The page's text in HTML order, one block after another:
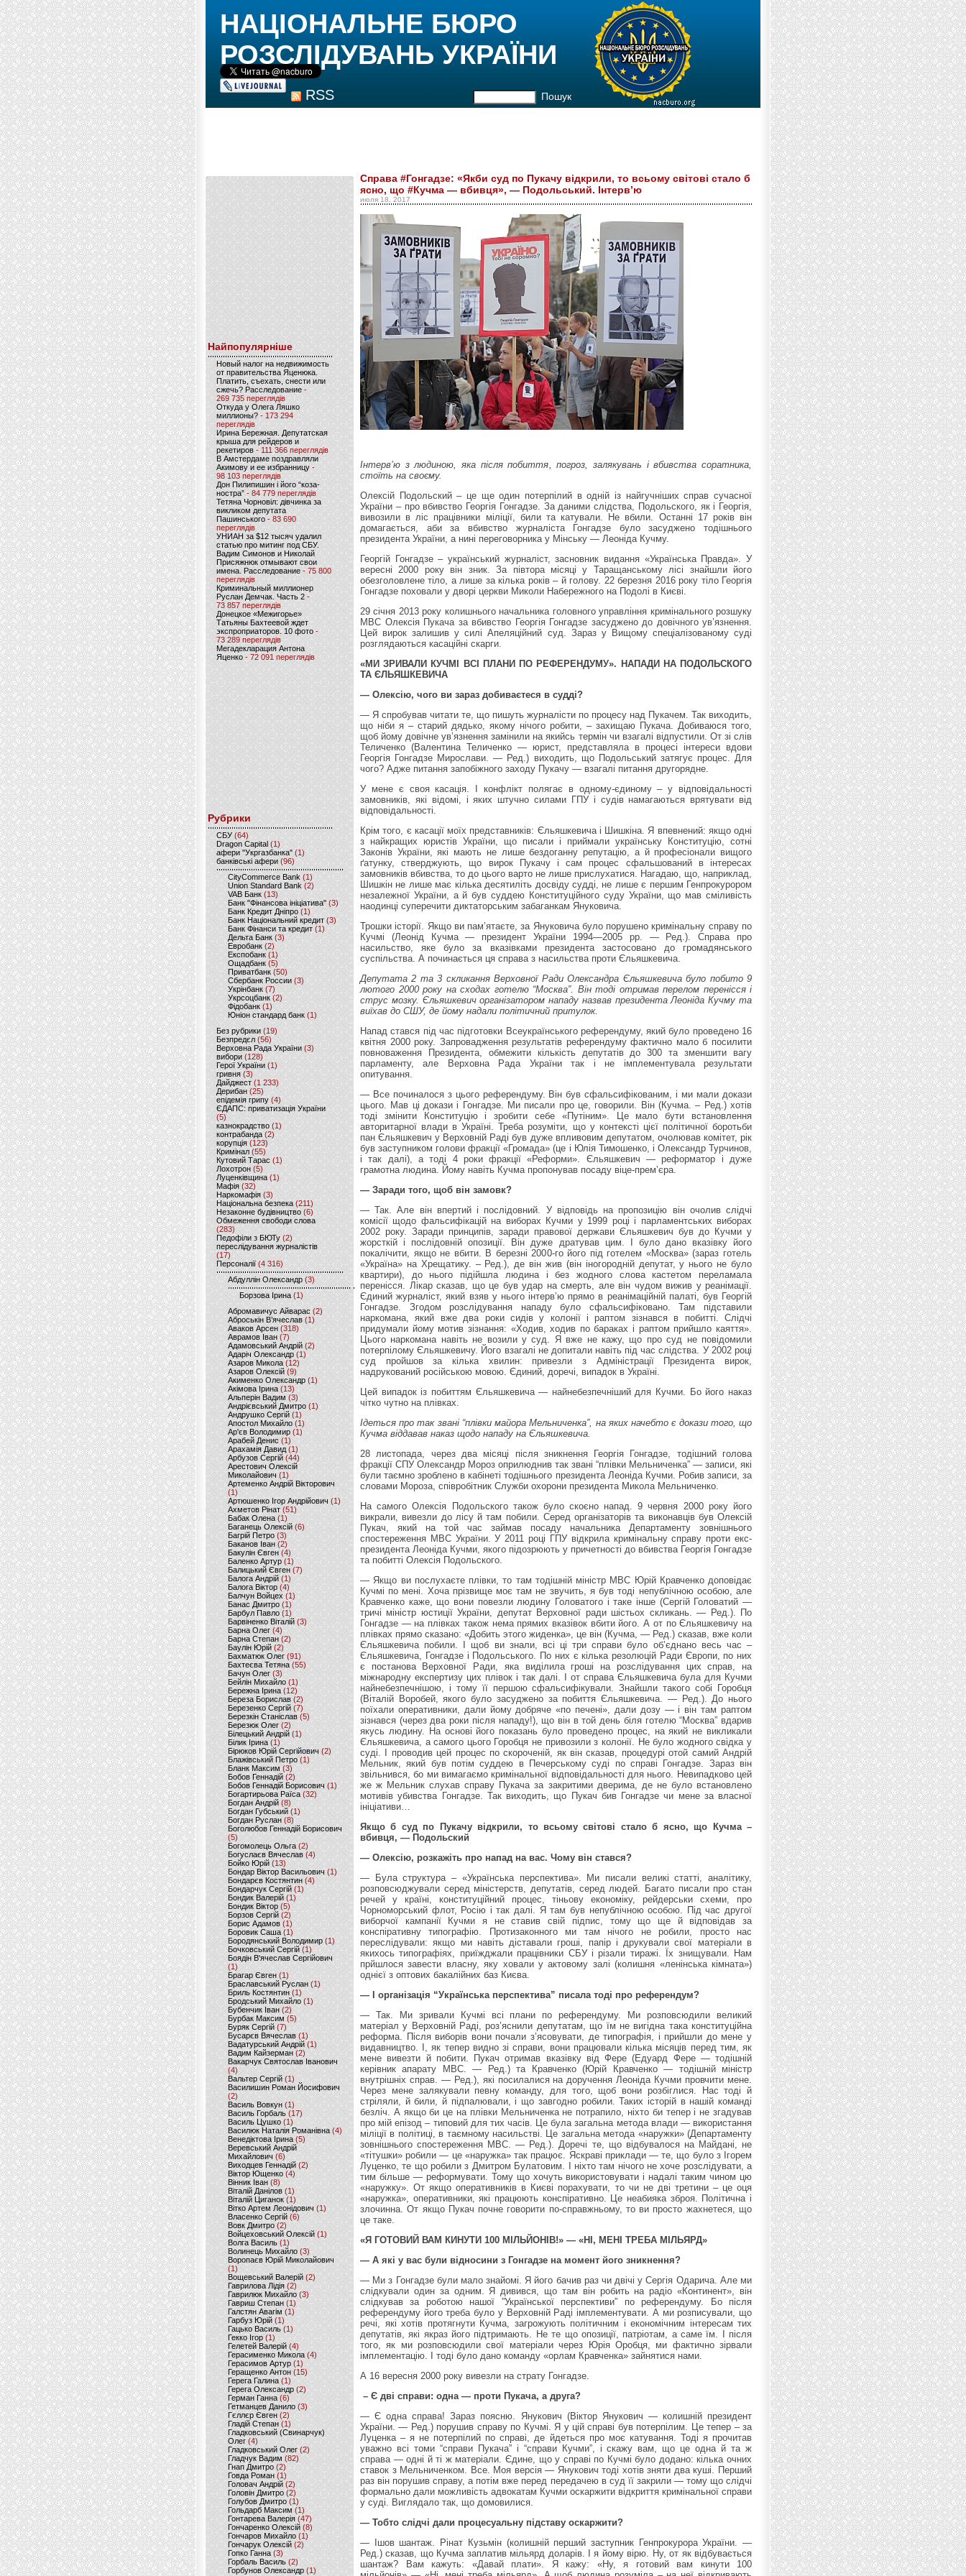
RSS Пошук
НАЦІОНАЛЬНЕ БЮРО
РОЗСЛІДУВАНЬ УКРАЇНИ
Найпопулярніше
Новый налог на недвижимость
от правительства Яценюка.
Платить, съехать, снести или
сжечь? Расследование-
269 735 переглядів
Откуда у Олега Ляшко
миллионы? - 173 294
переглядів
Ирина Бережная. Депутатская
крыша для рейдеров и
рекетиров - 111 366 переглядів
В Амстердаме поздравляли
Акимову и ее избранницу -
98 103 переглядів
Дон Пилипишин і його “коза-
ностра” - 84 779 переглядів
Тетяна Чорновіл: дівчинка за
викликом депутата
Пашинського- 83 690
переглядів
УНИАН за $12 тысяч удалил
статью про митинг под СБУ.
Вадим Симонов и Николай
Присяжнюк отмывают свои
имена. Расследование - 75 800
переглядів
Криминальный миллионер
Руслан Демчак. Часть 2-
73 857 переглядів
Донецкое «Межигорье»
Татьяны Бахтеевой ждет
экспроприаторов. 10 фото -
73 289 переглядів
Мегадекларация Антона
Яценко - 72 091 переглядів
Рубрики
CБУ (64)
Dragon Capital (1)
афери "Укргазбанка" (1)
банківські афери (96)
CityCommerce Bank (1)
Union Standard Bank (2)
VAB Банк (13)
Банк "Фінансова ініціатива" (3)
Банк Кредит Дніпро (1)
Банк Національний кредит (3)
Банк Фінанси та кредит (1)
Дельта Банк (3)
Евробанк(2)
Експобанк (1)
Ощадбанк(5)
Приватбанк (50)
Сбербанк России (3)
Укрінбанк(7)
Укрсоцбанк (2)
Фідобанк (1)
Юніон стандард банк(1)
Без рубрики (19)
Безпредєл(56)
Верховна Рада України (3)
вибори(128)
Герої України(1)
гривня (3)
Дайджест (1 233)
Дерибан (25)
епідемія грипу (4)
ЄДАПС: приватизація України
(5)
казнокрадство (1)
контрабанда (2)
корупція (123)
Кримінал (55)
Кутовий Тарас (1)
Лохотрон(5)
Луценківщина (1)
Мафія (32)
Наркомафія (3)
Національна безпека (211)
Незаконне будівництво(6)
Обмеження свободи слова
(283)
Педофіли з БЮТу (2)
переслідування журналістів
(17)
Персоналії (4 316)
Абдуллін Олександр (3)
Борзова Ірина(1)
Абромавичус Айварас (2)
Аброськін В’ячеслав(1)
Аваков Арсен (318)
Аврамов Іван (7)
Адамовський Андрій(2)
Адаріч Олександр (1)
Азаров Микола (12)
Азаров Олексій (9)
Акименко Олександр(1)
Акімова Ірина(13)
Альперін Вадим (3)
Андрієвський Дмитро(1)
Андрушко Сергій(1)
Апостол Михайло(1)
Ар'єв Володимир (1)
Арабей Денис(1)
Арахамія Давид (1)
Арбузов Сергій (44)
Арестович Олексій
Миколайович(1)
Артеменко Андрій Вікторович
(1)
Артюшенко Ігор Андрійович(1)
Ахметов Рінат(51)
Бабак Олена(1)
Баганець Олексій(6)
Багрій Петро (3)
Баканов Іван(2)
Бакулін Євген (4)
Баленко Артур(1)
Балицький Євген(7)
Балога Андрій (1)
Балога Віктор (4)
Балчун Войцех (1)
Банас Дмитро (1)
Барбул Павло(1)
Барвіненко Віталій(3)
Барна Олег (4)
Барна Степан (2)
Баулін Юрій (2)
Бахматюк Олег (91)
Бахтеєва Тетяна(55)
Бачун Олег (3)
Бейлін Михайло (1)
Бережна Ірина(12)
Береза Борислав(2)
Березенко Сергій (7)
Березкін Станіслав (5)
Березюк Олег(2)
Білецький Андрій (1)
Білик Ірина (1)
Бірюков Юрій Сергійович (2)
Блажівський Петро (1)
Бланк Максим(3)
Бобов Геннадій (2)
Бобов Геннадій Борисович (1)
Богартирьова Раїса (32)
Богдан Андрій(8)
Богдан Губський (1)
Богдан Руслан(8)
Боголюбов Геннадій Борисович
(5)
Богомолець Ольга (2)
Богуслаєв Вячеслав (4)
Бойко Юрій (13)
Бондар Віктор Васильович (1)
Бондарєв Костянтин (4)
Бондарчук Сергій(1)
Бондик Валерій (1)
Бондик Віктор(5)
Борзов Сергiй (2)
Борис Адамов(1)
Боровик Саша (1)
Бородянський Володимир (1)
Бочковський Сергій (1)
Боядін В'ячеслав Сергійович
(1)
Брагар Євген (1)
Браславський Руслан (1)
Бриль Костянтин (1)
Бродський Михайло (1)
Бубенчик Іван(2)
Бурбак Максим (5)
Буряк Сергій (7)
Бусарєв Вячеслав (1)
Вадатурський Андрій (1)
Вадим Кайзерман (2)
Вакарчук Святослав Іванович
(4)
Вальтер Сергій (1)
Василишин Роман Йосифович
(2)
Василь Вовкун (1)
Василь Горбаль (17)
Василь Цушко (1)
Василюк Наталія Романівна (4)
Венедіктова Ірина(5)
Веревський Андрій
Михайлович (6)
Виходцев Геннадій (2)
Віктор Ющенко (4)
Вінник Іван (8)
Віталій Данілов (1)
Віталій Циганок (1)
Вітко Артем Леонідович(1)
Власенко Сергій (6)
Вовк Дмитро(2)
Войцеховський Олексій(1)
Волга Василь (1)
Волинець Михайло (3)
Воропаєв Юрій Миколайович
(1)
Вощевський Валерій(2)
Гаврилова Лідія (2)
Гаврилюк Михайло (3)
Гавриш Степан (1)
Галстян Авагім (1)
Гарбуз Юрій (1)
Гацько Василь (1)
Гекко Ігор(1)
Гелетей Валерій (4)
Герасименко Микола (4)
Герасимов Артур (1)
Геращенко Антон(15)
Герега Галина (1)
Герега Олександр (2)
Герман Ганна (6)
Гетманцев Данило (3)
Гєллєр Євген (2)
Гладій Степан(1)
Гладковський (Свинарчук)
Олег (4)
Гладковський Олег (2)
Гладчук Вадим (82)
Гнап Дмитро (2)
Говда Роман(1)
Головач Андрій (2)
Головін Дмитро (2)
Голубов Дмитро (1)
Гольдарб Максим(1)
Гонтарева Валерія (47)
Гончаренко Олексій(8)
Гончаров Михайло (1)
Гончарук Олексій (2)
Гопко Ганна (3)
Горбаль Василь (2)
Горбунов Олександр (1)
Справа #Гонгадзе: «Якби суд по Пукачу відкрили, то всьому світові стало б
ясно, що #Кучма — вбивця», — Подольський. Інтерв’ю
июля 18, 2017
Інтерв’ю з людиною, яка після побиття, погроз, залякувань і вбивства соратника,
стоїть на своєму.
Олексій Подольский – це ще один потерпілий в одній із найгучніших справ сучасної
України – про вбивство Георгія Гонгадзе. За даними слідства, Подольского, як і Георгія,
вивозили в ліс працівники міліції, били та катували. Не вбили. Останні 17 років він
домагається, аби за вбивство журналіста Гонгадзе було засуджено тодішнього
президента України, а нині переговорника у Мінську — Леоніда Кучму.
Георгій Гонгадзе – український журналіст, засновник видання «Українська Правда». У
вересні 2000 року він зник. За півтора місяці у Таращанському лісі знайшли його
обезголовлене тіло, а лише за кілька років – й голову. 22 березня 2016 року тіло Георгія
Гонгадзе поховали у дворі церкви Миколи Набережного на Подолі в Києві.
29 січня 2013 року колишнього начальника головного управління кримінального розшуку
МВС Олексія Пукача за вбивство Георгія Гонгадзе засуджено до довічного ув’язнення.
Цей вирок залишив у силі Апеляційний суд. Зараз у Вищому спеціалізованому суді
розглядаються касаційні скарги.
«МИ ЗРИВАЛИ КУЧМІ ВСІ ПЛАНИ ПО РЕФЕРЕНДУМУ». НАПАДИ НА ПОДОЛЬСКОГО
ТА ЄЛЬЯШКЕВИЧА
— Олексію, чого ви зараз добиваєтеся в судді?
— Я спробував читати те, що пишуть журналісти по процесу над Пукачем. Так виходить,
що ніби я – старий дядько, якому нічого робити, – захищаю Пукача. Добиваюся того,
щоб йому довічне ув’язнення замінили на якийсь термін чи взагалі відпустили. От зі слів
Теличенко (Валентина Теличенко — юрист, представляла в процесі інтереси вдови
Георгія Гонгадзе Мирослави. — Ред.) виходить, що Подольський затягує процес. Для
чого? Адже питання запобіжного заходу Пукачу — взагалі питання другорядне.
У мене є своя касація. І конфлікт полягає в одному-єдиному – у відповідальності
замовників, які відомі, і яких штучно силами ГПУ і судів намагаються врятувати від
відповідальності.
Крім того, є касації моїх представників: Єльяшкевича і Шишкіна. Я впевнений: якщо одні
з найкращих юристів України, що писали і приймали українську Конституцію, сотні
Законів України, які мають не лише бездоганну репутацію, а й професіонали вищого
ґатунку, стверджують, що вирок Пукачу і сам процес сфальшований в інтересах
замовників вбивства, то до цього варто не лише прислухатися. Нагадаю, що, наприклад,
Шишкін не лише має кілька десятиліть досвіду судді, не лише є першим Генпрокурором
незалежної України, а й був суддею Конституційного суду України, що мав сміливість
наодинці суперечити диктаторським забаганкам Януковича.
Трошки історії. Якщо ви пам’ятаєте, за Януковича було порушено кримінальну справу по
Кучмі (Леонід Кучма — президент України 1994—2005 рр. — Ред.). Справа про
насильство, яке було за вказівками президента застосовано до громадянського
суспільства. А починається ця справа з насильства проти Єльяшкевича.
Депутата 2 та 3 скликання Верховної Ради Олександра Єльяшкевича було побито 9
лютого 2000 року на сходах готелю “Москва”. Він тоді отримав перелом перенісся і
струс мозку. Єльяшкевич організатором нападу назвав президента Леоніда Кучму та
виїхав до СШУ, де йому надали політичний притулок.
Напад стався під час підготовки Всеукраїнського референдуму, який було проведено 16
квітня 2000 року. Запровадження результатів референдуму фактично мало б посилити
повноваження Президента, обмежити кількість депутатів до 300 та зменшити вагу
парламенту, але Верховна Рада України так і не імплементувала результати
опитування.
— Все починалося з цього референдуму. Він був сфальсифікованим, і ми мали докази
цього. Мав ці докази і Гонгадзе. Ми писали про це, говорили. Він (Кучма. – Ред.) хотів
тоді змінити Конституцію і зробити себе «Путіним». Це мало бути встановлення
авторитарної влади в Україні. Треба розуміти, що у контексті цієї політичної боротьби
пан Єльяшкевич у Верховній Раді був дуже впливовим депутатом, очолював комітет, рік
був заступником голови фракції «Громада» (це і Юлія Тимошенко, і Олександр Турчинов,
і так далі), а тоді 4 роки фракції «Реформи». Єльяшкевич — реформатор і дуже
грамотна людина. Йому навіть Кучма пропонував посаду віце-прем’єра.
— Заради того, щоб він замовк?
— Так. Але він впертий і послідовний. У відповідь на пропозицію він очолив слідчі
комісії щодо фальсифікацій на виборах Кучми у 1999 році і парламентських виборах
2002 року. Заради принципів, заради правової держави Єльяшкевич був до Кучми у
жорсткій і послідовній опозиції. Він дуже дратував цим. І було дано вказівку його
покалічити, якщо не вбити. В березні 2000-го його під готелем «Москва» (зараз готель
«Україна» на Хрещатику. – Ред.), де він жив (він іногородній депутат, у нього не було
квартири), до нього підійшла людина і без жодного слова кастетом переламала
перенісся. Лікар сказав, що це був удар на смерть, але він чудом вижив у реанімації.
Єдиний журналіст, який взяв у нього інтерв’ю прямо в реанімаційній палаті, був Георгій
Гонгадзе. Згодом розслідування нападу було сфальсифіковано. Там підставили
наркомана, який вже два роки сидів у колонії і раптом зізнався в побитті. Слідчі
придумали йому мотив зізнання: «Ходив, ходив по бараках і раптом прийшло каяття».
Цього наркомана навіть не возили у суд. Я вже не кажу, що про суд не повідомили
потерпілому Єльяшкевичу. Його взагалі не допитали навіть під час слідства. У 2002 році
суд пройшов за кілька хвилин: привезли з Адміністрації Президента вирок,
надрукований російською мовою. Єдиний, доречі, випадок в Україні.
Цей випадок із побиттям Єльяшкевича — найнебезпечніший для Кучми. Бо його наказ
чітко чутно на плівках.
Ідеться про так звані “плівки майора Мельниченка”, на яких начебто є докази того, що
Кучма віддавав наказ щодо нападу на Єльяшкевича.
28 листопада, через два місяці після зникнення Георгія Гонгадзе, тодішний голова
фракції СПУ Олександр Мороз оприлюднив так звані “плівки Мельниченка” — записи, які
були таємно зроблено в кабінеті тодішнього президента Леоніда Кучми. Робив записи, за
словами Мороза, співробітник Служби охорони президента Микола Мельниченко.
На самого Олексія Подольского також було скоєно напад. 9 червня 2000 року його
викрали, вивезли до лісу й там побили. Серед організаторів та виконавців був Олексій
Пукач, який на той час займав посаду начальника Департаменту зовнішнього
спостереження МВС України. У 2011 році ГПУ відкрила кримінальну справу проти екс-
президента Леоніда Кучми, якого підозрюють у причетності до вбивства Георгія Гонгадзе
та побитті Олексія Подольского.
— Якщо ви послухаєте плівки, то там тодішній міністр МВС Юрій Кравченко доповідає
Кучмі по мені. Хоча прізвище моє там не звучить, я був тоді непублічною особою, але
Кравченко каже, що вони повезли людину Головатого і таке інше (Сергій Головатий —
тричі міністр юстиції України, депутат Верховної ради шістьох скликань. — Ред.). По
Гонгадзе — на плівках також нема прямих вказівок вбити його. А от по Єльяшкевичу на
плівках прямо сказано: «Добить этого жиденка», це він (Кучма, — Ред.) сказав, вже коли
Єльяшкевича побили. І щоб ви знали, всі ці три справи було об’єднано весь час –
Єльяшкевича, Гонгадзе і Подольського. По них є кілька резолюцій Ради Європи, по них
є постанова Верховної Ради, яка виділила гроші на розслідування цих справ, на
міжнародну експертизу цих плівок і так далі. І от справа Єльяшкевича була для Кучми
найнебезпечнішою, і тому її першою сфальсифікували. Знайшли такого собі Горобця
(Віталій Воробей, якого було засуджено за побиття Єльяшкевича. — Ред.). До нього
поїхали оперативники, дали йому добряче «по печені», дали дозу — і він там раптом
зізнався (через два роки після нападу!), що він в той день біля готелю “Москва” вдарив
якусь людину. На основі його показань було проведено процес, на який не викликали
Єльяшкевича, а самого цього Горобця не привозили з колонії. Не було жодного свідка у
суді. І проводив цей процес по скороченій, як він сказав, процедурі отой самий Андрій
Мельник, який був потім суддею в Печерському суді по справі Гонгадзе. Зараз він
звільнився, бо ми вимагаємо кримінальної відповідальності для нього. Невипадково цей
же ж Мельник слухав справу Пукача за закритими дверима, де не було встановлено
мотивів убивства Гонгадзе. Так виходить, що Пукач бив Гонгадзе чи мене за власної
ініціативи…
Якщо б суд по Пукачу відкрили, то всьому світові стало б ясно, що Кучма –
вбивця, — Подольский
— Олексію, розкажіть про напад на вас. Чому він стався?
— Була структура – «Українська перспектива». Ми писали великі статті, аналітику,
розповсюджували серед міністерств, депутатів, серед людей. Багато писали про стан
речей у країні, конституційний процес, тіньову економіку, рейдерськи схеми, про
Чорноморський флот, Росію і так далі. Я там був непублічною особою. Під час другої
виборчої кампанії Кучми я не ставив свій підпис, тому що ще й відповідав за
конспіративну типографію. Протизаконного ми там нічого не робили, просто нас
переслідували: якщо ми навіть діставали гроші, папір і друкували свої матеріали в
якихось типографіях, приїжджали працівники СБУ і різали тиражі. Їх знищували. Нам
прйшлося завести власну, яку ховали у актовому залі (колишня «ленінська кімната»)
однієї з оптових бакалійних баз Києва.
— І організація “Українська перспектива” писала тоді про референдум?
— Так. Ми зривали Кучмі всі плани по референдуму. Ми розповсюдили великий
матеріал у Верховній Раді, роз’яснили депутатам, що їм не вигідна така конституційна
реформа. Після виборів вони почали з’ясовувати, де типографія, і прийшли до мене у
видавництво. І, як тепер видно зі справи, вони працювали кілька місяців перед тим, як
мене вивезти й побити. Пукач отримав вказівку від Фере (Едуард Фере — тодішній
керівник апарату МВС. — Ред.) та Кравченко (Юрій Кравченко — тодішній міністр
внутрішніх справ. — Ред.), які посилалися на доручення Леоніда Кучми провчити мене.
Через мене залякували певну команду, для того, щоб вони розбіглися. Нас тоді й
стріляли, й били, й підпалювали, і що завгодно робили. Таких історій в нашій команді
безліч. А якщо би це на плівки Мельниченка не потрапило, ніхто би тепер і не згадував
про мій епізод – типовий для тих часів. Це була загальна метода влади — використання
міліції в політиці, в таємному насильстві. Це загальна метода «наружки» (Департаменту
зовнішнього спостереження МВС. — Ред.). Доречі те, що відбувалося на Майдані, не
«тітушки» робили — це «наружка» так працює. Яскраві приклади — те, що було з Ігорем
Луценко, те що робили з Дмитром Булатовим. І ніхто там нічого не хоче розслідувати, а
тим більше — реформувати. Тому що хочуть використовувати і надалі таким чином цю
«наружку». От якщо оперативників в Києві порахувати, то чи не дві третини – це оця
«наружка», оперативники, які працюють конспіративно. Це неабияка зброя. Політична і
злочинна. От якщо Пукач почне говорити по-справжньому, то ви просто жахнетеся, що
це таке.
«Я ГОТОВИЙ ВАМ КИНУТИ 100 МІЛЬЙОНІВ!» — «НІ, МЕНІ ТРЕБА МІЛЬЯРД»
— А які у вас були відносини з Гонгадзе на момент його зникнення?
— Ми з Гонгадзе були мало знайомі. Я його бачив раз чи двічі у Сергія Одарича. Але ми
слідкували один за одним. Я дивився, що там він робить на радіо «Континент», він
слідкував за роботою нашої ”Української перспективи” по референдуму. Бо після
референдуму його треба було у Верховній Раді імплементувати. А ми розписували, що
речі, які хотів протягнути Кучма, загрожують політичним і економічним інтересам тих
депутатів, які якраз його підтримають. Не те що опозиції, патріотам, а саме їм. І після
того, як ми розповсюдили свої матеріали через Юрія Оробця, ми фактично зірвали
імплементацію. І тоді було дано команду «орлам Кравченка» зайнятися нами.
А 16 вересня 2000 року вивезли на страту Гонгадзе.
– Є дві справи: одна — проти Пукача, а друга?
— Є одна справа! Зараз поясню. Янукович (Віктор Янукович — колишній президент
України. — Ред.) порушив справу по Кучмі. Я у цій справі був потерпілим. Це тепер – за
Луценка – я не потерпілий по справі, де йдеться про моє катування. Тоді я прочитав
уважно всі томи “справи Пукача” і “справи Кучми”, і скажу вам, що це одна й та ж
справа — одні й ті ж матеріали. Єдине, що у справі по Кучмі було додано: кілька очних
ставок з Мельниченком. Все. Моя версія — Янукович тоді хотів зняти два куші. Перший
раз він порушив справу, а потім вже перед передачею в суд її закрили — тому що слідчі
формально дали можливість адвокатам Кучми оскаржити відкриття кримінальної справи
у суді. Виглядало так, що домовилися.
— Тобто слідчі дали процесуальну підставу оскаржити?
— Ішов шантаж. Рінат Кузьмін (колишній перший заступник Генпрокурора України. —
Ред.) сказав, що Кучма заплатив мільярд доларів. І я йому вірю. Ну, от як відбувається
шантаж? Вам кажуть: «Давай плати». Я кажу: «Ну, я готовий вам кинути 100